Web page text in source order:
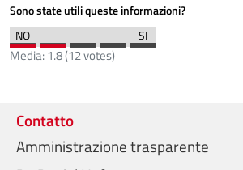
Sono state utili queste informazioni?
Media:1.8(12votes)
Contatto
Amministrazione trasparente